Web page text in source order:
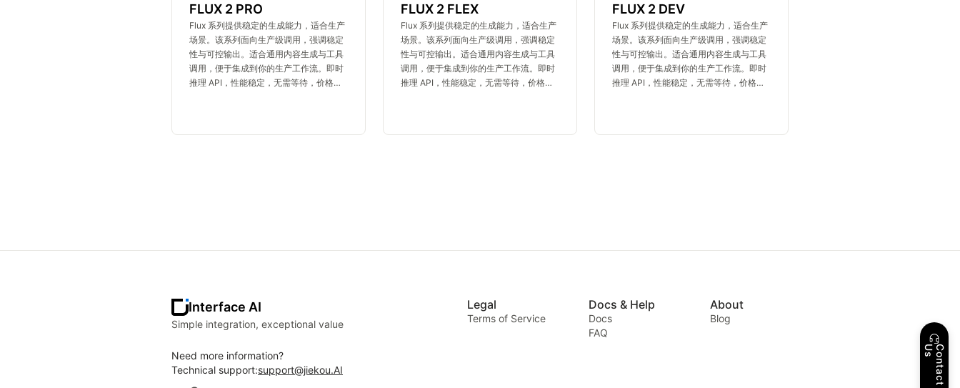
FLUX 2 PRO
Flux 系列提供稳定的生成能力，适合生产
场景。该系列面向生产级调用，强调稳定
性与可控输出。适合通用内容生成与工具
调用，便于集成到你的生产工作流。即时
推理 API，性能稳定，无需等待，价格亲
FLUX 2 FLEX
Flux 系列提供稳定的生成能力，适合生产
场景。该系列面向生产级调用，强调稳定
性与可控输出。适合通用内容生成与工具
调用，便于集成到你的生产工作流。即时
推理 API，性能稳定，无需等待，价格亲
FLUX 2 DEV
Flux 系列提供稳定的生成能力，适合生产
场景。该系列面向生产级调用，强调稳定
性与可控输出。适合通用内容生成与工具
调用，便于集成到你的生产工作流。即时
推理 API，性能稳定，无需等待，价格亲
Interface AI
Simple integration, exceptional value
Need more information?
Technical support:support@jiekou.AI
Legal
Terms of Service
Docs & Help
Docs
FAQ
About
Blog
C
o
n
t
a
c
t
U
s